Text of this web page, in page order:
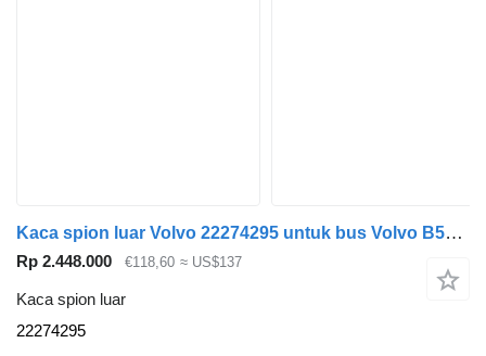
Kaca spion luar Volvo 22274295 untuk bus Volvo B5LH, B0E (2008-)
Rp 2.448.000 €118,60 ≈ US$137
Kaca spion luar
22274295